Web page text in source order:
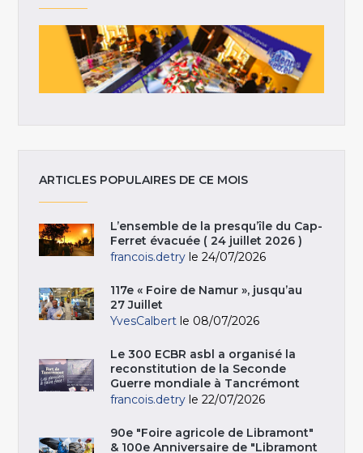
ARTICLES POPULAIRES DE CE MOIS
L’ensemble de la presqu’île du Cap-
Ferret évacuée ( 24 juillet 2026 )
francois.detry le 24/07/2026
117e « Foire de Namur », jusqu’au
27 Juillet
YvesCalbert le 08/07/2026
Le 300 ECBR asbl a organisé la
reconstitution de la Seconde
Guerre mondiale à Tancrémont
francois.detry le 22/07/2026
90e "Foire agricole de Libramont"
& 100e Anniversaire de "Libramont